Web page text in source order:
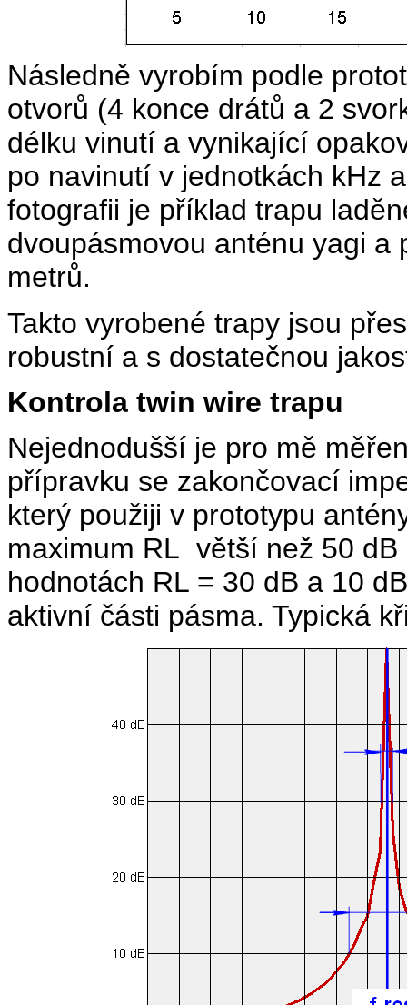
Následně vyrobím podle
otvorů (4 konce drátů a 2
délku vinutí a vynikající
po navinutí v jednotkách kHz
fotografii je příklad trapu
dvoupásmovou anténu yagi
metrů.
Takto vyrobené trapy jsou
robustní a s dostatečnou
Kontrola twin wire trapu
Nejednodušší je pro mě
přípravku se zakončovací
který použiji v prototypu
maximum RL větší než 50
hodnotách RL = 30 dB a 10
aktivní části pásma. Typická